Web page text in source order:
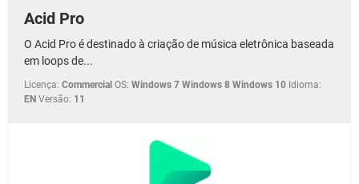
Acid Pro
O Acid Pro é destinado à criação de música eletrônica baseada
em loops de...
Licença: Commercial OS: Windows 7 Windows 8 Windows 10 Idioma:
EN Versão: 11